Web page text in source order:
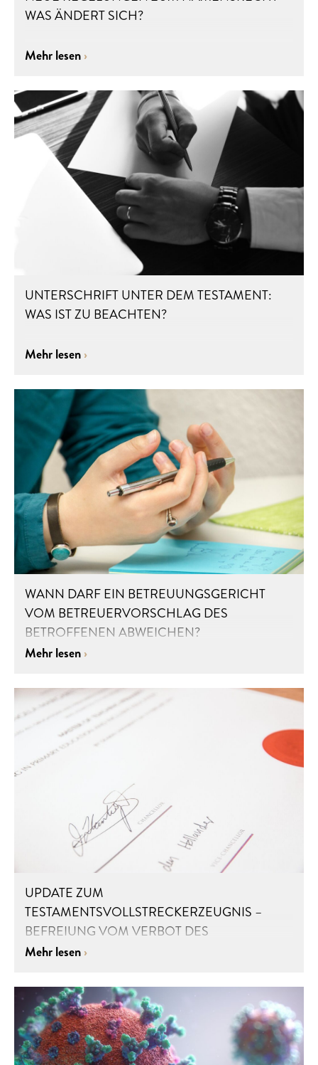
WAS ÄNDERT SICH?
Mehr lesen
UNTERSCHRIFT UNTER DEM TESTAMENT:
WAS IST ZU BEACHTEN?
Mehr lesen
WANN DARF EIN BETREUUNGSGERICHT
VOM BETREUERVORSCHLAG DES
BETROFFENEN ABWEICHEN?
Mehr lesen
UPDATE ZUM
TESTAMENTSVOLLSTRECKERZEUGNIS –
BEFREIUNG VOM VERBOT DES
INSICHGESCHÄFTS
Mehr lesen